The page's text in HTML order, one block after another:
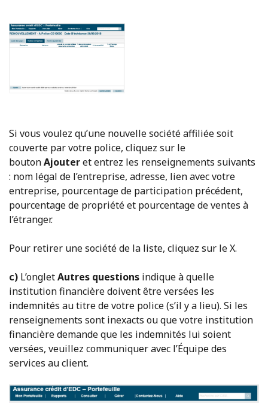
Si vous voulez qu’une nouvelle société affiliée soit
couverte par votre police, cliquez sur le
boutonAjouteret entrez les renseignements suivants
: nom légal de l’entreprise, adresse, lien avec votre
entreprise, pourcentage de participation précédent,
pourcentage de propriété et pourcentage de ventes à
l’étranger.
Pour retirer une société de la liste, cliquez sur le X.
c) L’ongletAutres questions indique à quelle
institution financière doivent être versées les
indemnités au titre de votre police (s’il y a lieu). Si les
renseignements sont inexacts ou que votre institution
financière demande que les indemnités lui soient
versées, veuillez communiquer avec l’Équipe des
services au client.